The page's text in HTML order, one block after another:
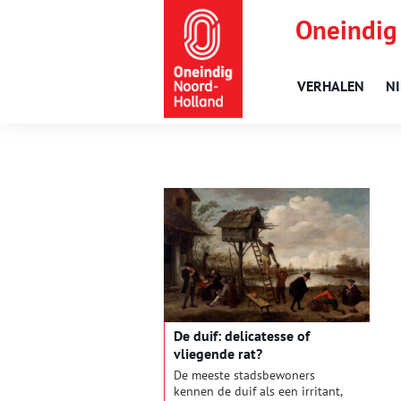
VERHALEN
De duif: delicatesse of
vliegende rat?
De meeste stadsbewoners
kennen de duif als een irritant,